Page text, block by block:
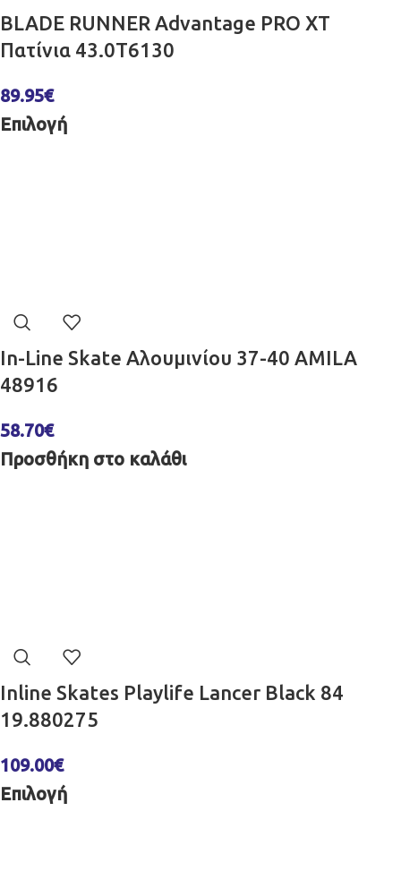
BLADE RUNNER Advantage PRO XT
Πατίνια 43.0T6130
89.95€
Επιλογή
In-Line Skate Αλουμινίου 37-40 AMILA
48916
58.70€
Προσθήκη στο καλάθι
Inline Skates Playlife Lancer Black 84
19.880275
109.00€
Επιλογή